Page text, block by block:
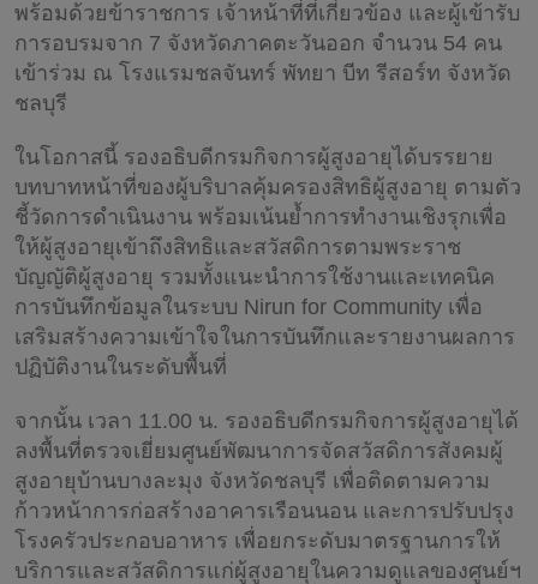
พร้อมด้วยข้าราชการ เจ้าหน้าที่ที่เกี่ยวข้อง และผู้เข้ารับ
การอบรมจาก 7 จังหวัดภาคตะวันออก จำนวน 54 คน
เข้าร่วม ณ โรงแรมชลจันทร์ พัทยา บีท รีสอร์ท จังหวัด
ชลบุรี
ในโอกาสนี้ รองอธิบดีกรมกิจการผู้สูงอายุได้บรรยาย
บทบาทหน้าที่ของผู้บริบาลคุ้มครองสิทธิผู้สูงอายุ ตามตัว
ชี้วัดการดำเนินงาน พร้อมเน้นย้ำการทำงานเชิงรุกเพื่อ
ให้ผู้สูงอายุเข้าถึงสิทธิและสวัสดิการตามพระราช
บัญญัติผู้สูงอายุ รวมทั้งแนะนำการใช้งานและเทคนิค
การบันทึกข้อมูลในระบบ Nirun for Community เพื่อ
เสริมสร้างความเข้าใจในการบันทึกและรายงานผลการ
ปฏิบัติงานในระดับพื้นที่
จากนั้น เวลา 11.00 น. รองอธิบดีกรมกิจการผู้สูงอายุได้
ลงพื้นที่ตรวจเยี่ยมศูนย์พัฒนาการจัดสวัสดิการสังคมผู้
สูงอายุบ้านบางละมุง จังหวัดชลบุรี เพื่อติดตามความ
ก้าวหน้าการก่อสร้างอาคารเรือนนอน และการปรับปรุง
โรงครัวประกอบอาหาร เพื่อยกระดับมาตรฐานการให้
บริการและสวัสดิการแก่ผู้สูงอายุในความดูแลของศูนย์ฯ